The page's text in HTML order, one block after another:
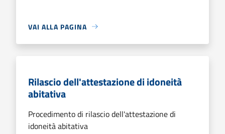
VAI ALLA PAGINA
Rilascio dell'attestazione di idoneità
abitativa
Procedimento di rilascio dell'attestazione di
idoneità abitativa